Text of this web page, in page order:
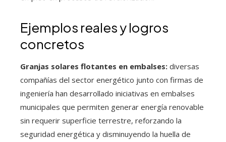
Ejemplos reales y logros
concretos
Granjas solares flotantes en embalses: diversas
compañías del sector energético junto con firmas de
ingeniería han desarrollado iniciativas en embalses
municipales que permiten generar energía renovable
sin requerir superficie terrestre, reforzando la
seguridad energética y disminuyendo la huella de